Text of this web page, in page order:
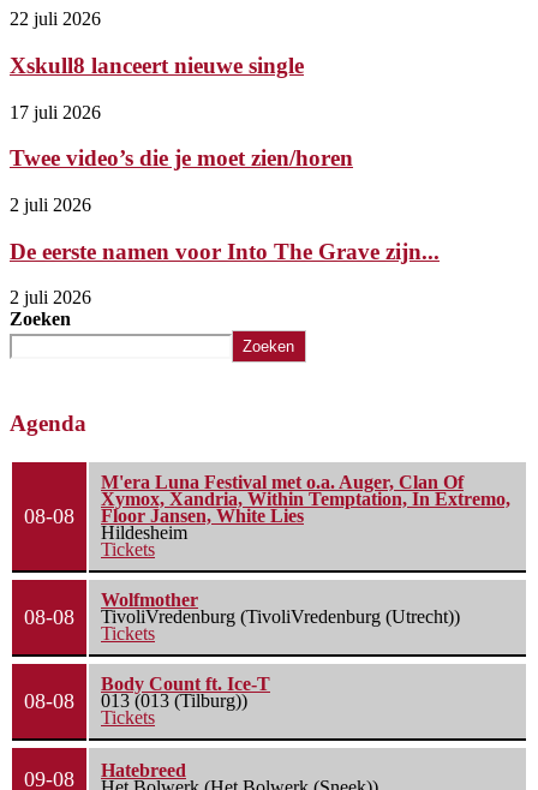
22 juli 2026
Xskull8 lanceert nieuwe single
17 juli 2026
Twee video’s die je moet zien/horen
2 juli 2026
De eerste namen voor Into The Grave zijn...
2 juli 2026
Zoeken
Zoeken
Agenda
08-08
M'era Luna Festival met o.a. Auger, Clan Of
Xymox, Xandria, Within Temptation, In Extremo,
Floor Jansen, White Lies
Hildesheim
Tickets
08-08
Wolfmother
TivoliVredenburg (TivoliVredenburg (Utrecht))
Tickets
08-08
Body Count ft. Ice-T
013 (013 (Tilburg))
Tickets
09-08
Hatebreed